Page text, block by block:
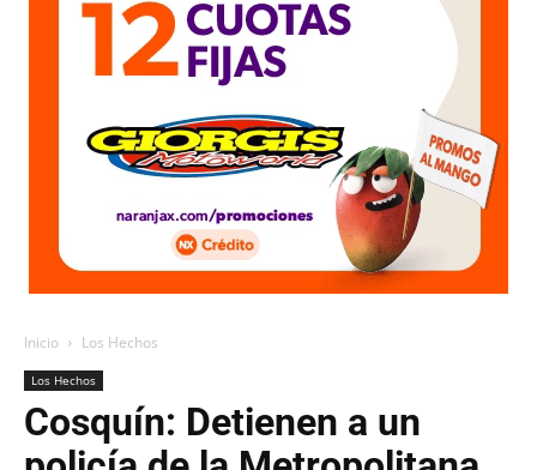
Inicio Los Hechos
Los Hechos
Cosquín: Detienen a un